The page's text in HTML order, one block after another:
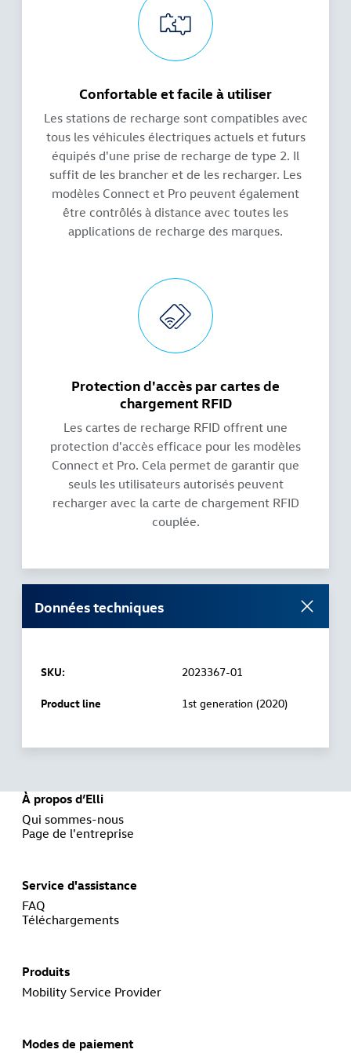
Confortable et facile à utiliser
Les stations de recharge sont compatibles avec
tous les véhicules électriques actuels et futurs
équipés d'une prise de recharge de type 2. Il
suffit de les brancher et de les recharger. Les
modèles Connect et Pro peuvent également
être contrôlés à distance avec toutes les
applications de recharge des marques.
Protection d'accès par cartes de
chargement RFID
Les cartes de recharge RFID offrent une
protection d'accès efficace pour les modèles
Connect et Pro. Cela permet de garantir que
seuls les utilisateurs autorisés peuvent
recharger avec la carte de chargement RFID
couplée.
Données techniques
SKU: 2023367-01
Product line 1st generation (2020)
À propos d’Elli
Qui sommes-nous
Page de l'entreprise
Service d'assistance
FAQ
Téléchargements
Produits
Mobility Service Provider
Modes de paiement